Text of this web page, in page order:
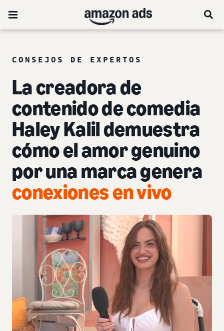
CONSEJOS DE EXPERTOS
La creadora de
contenido de comedia
Haley Kalil demuestra
cómo el amor genuino
por una marca genera
conexiones en vivo